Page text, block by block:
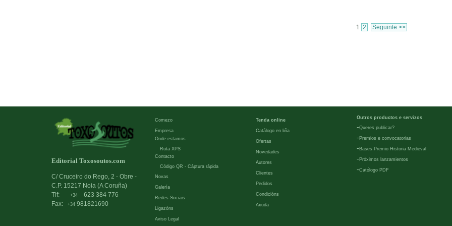
1 2 Seguinte >>
Editorial Toxosoutos.com
C/ Cruceiro do Rego, 2 - Obre -
C.P. 15217 Noia (A Coruña)
Tlf:
+34
623 384 776
Fax:
+34 981821690
Comezo
Empresa
Onde estamos
Ruta XPS
Contacto
Código QR - Cáptura rápida
Novas
Galería
Redes Sociais
Ligazóns
Aviso Legal
Tenda online
Catálogo en liña
Ofertas
Novedades
Autores
Clientes
Pedidos
Condicións
Axuda
Outros productos e servizos
-Queres publicar?
- Premios e convocatorias
- Bases Premio Historia Medieval
- Próximos lanzamientos
-Católogo PDF